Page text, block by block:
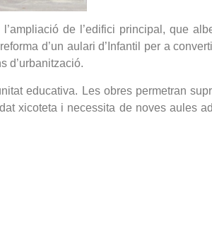
de l’edifici principal, que
d’un aulari d’Infantil per a
d’urbanització.
educativa. Les obres permetran
xicoteta i necessita de noves aules